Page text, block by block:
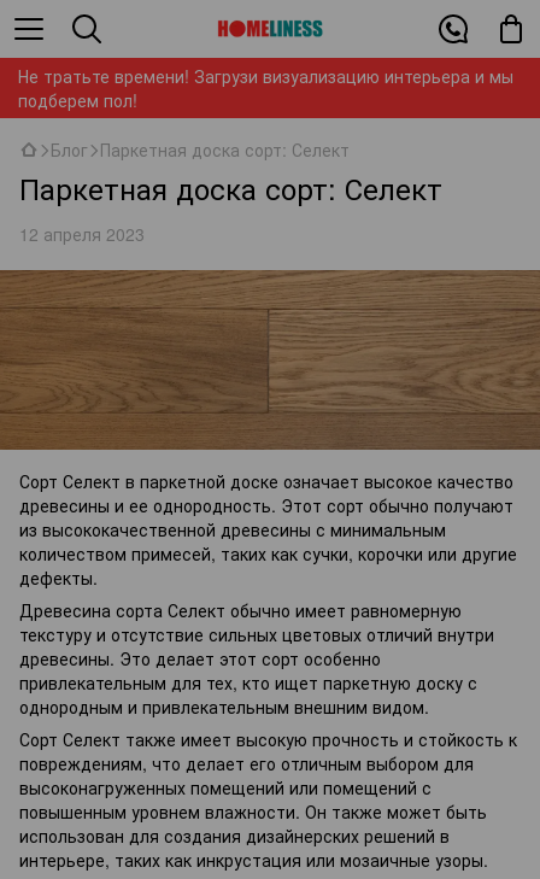
Не тратьте времени! Загрузи визуализацию интерьера и мы
подберем пол!
Блог Паркетная доска сорт: Селект
Паркетная доска сорт: Селект
12 апреля 2023
Сорт Селект в паркетной доске означает высокое качество
древесины и ее однородность. Этот сорт обычно получают
из высококачественной древесины с минимальным
количеством примесей, таких как сучки, корочки или другие
дефекты.
Древесина сорта Селект обычно имеет равномерную
текстуру и отсутствие сильных цветовых отличий внутри
древесины. Это делает этот сорт особенно
привлекательным для тех, кто ищет паркетную доску с
однородным и привлекательным внешним видом.
Сорт Селект также имеет высокую прочность и стойкость к
повреждениям, что делает его отличным выбором для
высоконагруженных помещений или помещений с
повышенным уровнем влажности. Он также может быть
использован для создания дизайнерских решений в
интерьере, таких как инкрустация или мозаичные узоры.